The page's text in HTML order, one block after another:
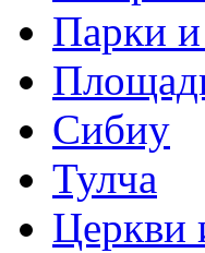
Парки
Сибиу
Тулча
Церкви